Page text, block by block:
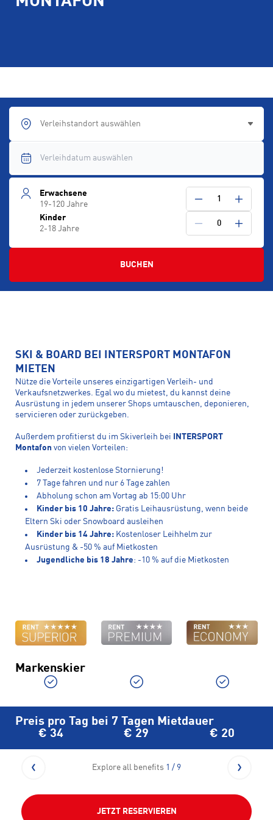
Verleihstandort auswählen
Erwachsene
19-120 Jahre
1
Kinder
2-18 Jahre
0
BUCHEN
SKI & BOARD BEI INTERSPORT MONTAFON
MIETEN
Nütze die Vorteile unseres einzigartigen Verleih- und
Verkaufsnetzwerkes. Egal wo du mietest, du kannst deine
Ausrüstung in jedem unserer Shops umtauschen, deponieren,
servicieren oder zurückgeben.
Außerdem profitierst du im Skiverleih bei
INTERSPORT
Montafon von vielen Vorteilen:
Jederzeit kostenlose Stornierung!
7 Tage fahren und nur 6 Tage zahlen
Abholung schon am Vortag ab 15:00 Uhr
Kinder bis 10 Jahre: Gratis Leihausrüstung, wenn beide
Eltern Ski oder Snowboard ausleihen
Kinder bis 14 Jahre: Kostenloser Leihhelm zur
Ausrüstung & -50 % auf Mietkosten
Jugendliche bis 18 Jahre: -10 % auf die Mietkosten
Markenskier
Preis pro Tag bei 7 Tagen Mietdauer
€ 34
€ 29 € 20
Explore all benefits 1 / 9
JETZT RESERVIEREN